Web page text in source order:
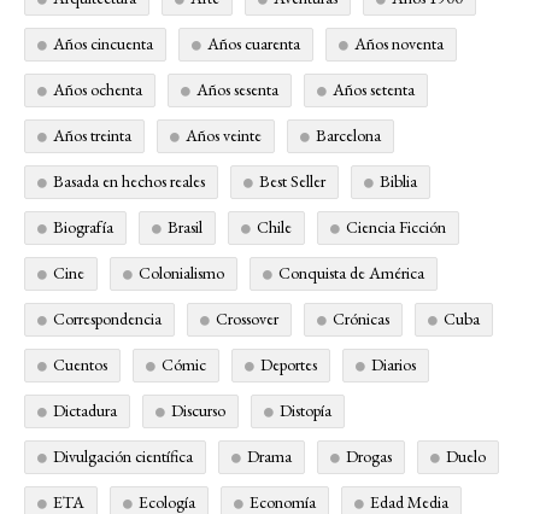
Años cincuenta Años cuarenta Años noventa
Años ochenta Años sesenta Años setenta
Años treinta Años veinte Barcelona
Basada en hechos reales Best Seller Biblia
Biografía Brasil Chile Ciencia Ficción
Cine Colonialismo Conquista de América
Correspondencia Crossover Crónicas Cuba
Cuentos Cómic Deportes Diarios
Dictadura Discurso Distopía
Divulgación científica Drama Drogas Duelo
ETA Ecología Economía Edad Media